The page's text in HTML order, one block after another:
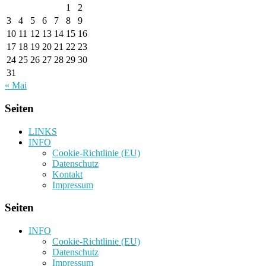
1
2
3
4 5 6 7 8
9
10 11 12 13 14 15 16
17 18 19 20 21 22 23
24 25 26 27 28 29 30
31
« Mai
Seiten
LINKS
INFO
Cookie-Richtlinie (EU)
Datenschutz
Kontakt
Impressum
Seiten
INFO
Cookie-Richtlinie (EU)
Datenschutz
Impressum